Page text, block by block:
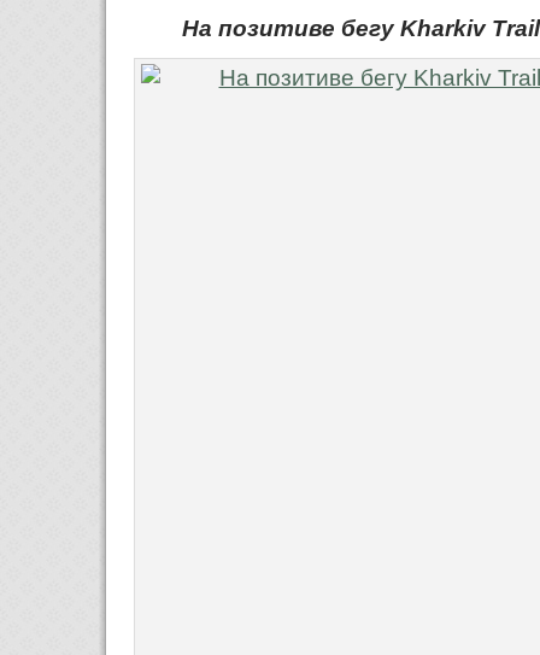
На позитиве бегу Kharkiv